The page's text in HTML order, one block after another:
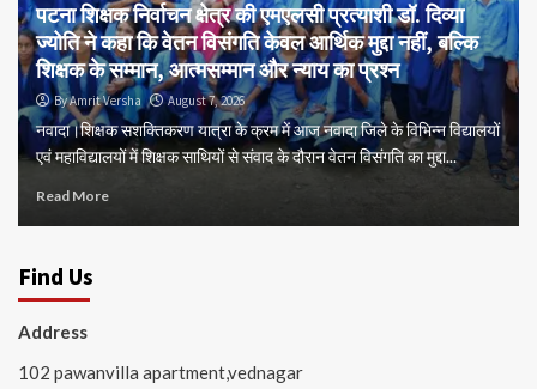
पटना शिक्षक निर्वाचन क्षेत्र की एमएलसी प्रत्याशी डॉ. दिव्या
ज्योति ने कहा कि वेतन विसंगति केवल आर्थिक मुद्दा नहीं, बल्कि
शिक्षक के सम्मान, आत्मसम्मान और न्याय का प्रश्न
By Amrit Versha August 7, 2026
नवादा।शिक्षक सशक्तिकरण यात्रा के क्रम में आज नवादा जिले के विभिन्न विद्यालयों
एवं महाविद्यालयों में शिक्षक साथियों से संवाद के दौरान वेतन विसंगति का मुद्दा...
Read More
Find Us
Address
102 pawanvilla apartment,vednagar